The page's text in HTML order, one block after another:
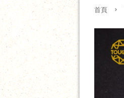
首頁 ›